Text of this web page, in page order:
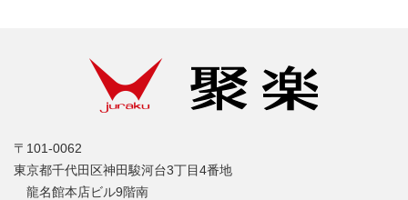
〒101-0062
東京都千代田区神田駿河台3丁目4番地
龍名館本店ビル9階南